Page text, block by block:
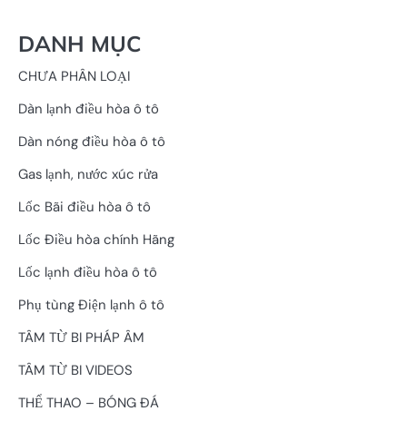
DANH MỤC
CHƯA PHÂN LOẠI
Dàn lạnh điều hòa ô tô
Dàn nóng điều hòa ô tô
Gas lạnh, nước xúc rửa
Lốc Bãi điều hòa ô tô
Lốc Điều hòa chính Hãng
Lốc lạnh điều hòa ô tô
Phụ tùng Điện lạnh ô tô
TÂM TỪ BI PHÁP ÂM
TÂM TỪ BI VIDEOS
THỂ THAO – BÓNG ĐÁ